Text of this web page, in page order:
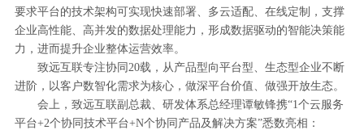
要求平台的技术架构可实现快速部署、多云适配、在线定制，支撑
企业高性能、高并发的数据处理能力，形成数据驱动的智能决策能
力，进而提升企业整体运营效率。
致远互联专注协同20载，从产品型向平台型、生态型企业不断
进阶，以客户数智化需求为核心，做深平台价值、做强开放生态。
会上，致远互联副总裁、研发体系总经理谭敏锋携“1个云服务
平台+2个协同技术平台+N个协同产品及解决方案”悉数亮相：